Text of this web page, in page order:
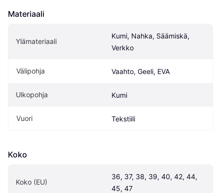
Materiaali
Ylämateriaali
Kumi, Nahka, Säämiskä,
Verkko
Välipohja Vaahto, Geeli, EVA
Ulkopohja Kumi
Vuori Tekstiili
Koko
Koko (EU)
36, 37, 38, 39, 40, 42, 44,
45, 47